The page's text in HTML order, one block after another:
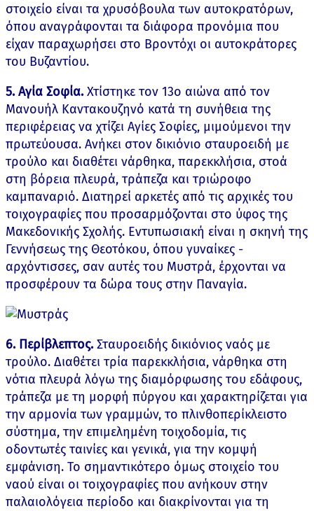
στοιχείο είναι τα χρυσόβουλα των αυτοκρατόρων,
όπου αναγράφονται τα διάφορα προνόμια που
είχαν παραχωρήσει στο Βροντόχι οι αυτοκράτορες
του Βυζαντίου.
5. Αγία Σοφία.Χτίστηκε τον 13ο αιώνα από τον
Μανουήλ Καντακουζηνό κατά τη συνήθεια της
περιφέρειας να χτίζει Αγίες Σοφίες, μιμούμενοι την
πρωτεύουσα. Ανήκει στον δικιόνιο σταυροειδή με
τρούλο και διαθέτει νάρθηκα, παρεκκλήσια, στοά
στη βόρεια πλευρά, τράπεζα και τριώροφο
καμπαναριό. Διατηρεί αρκετές από τις αρχικές του
τοιχογραφίες που προσαρμόζονται στο ύφος της
Μακεδονικής Σχολής. Εντυπωσιακή είναι η σκηνή της
Γεννήσεως της Θεοτόκου, όπου γυναίκες -
αρχόντισσες, σαν αυτές του Μυστρά, έρχονται να
προσφέρουν τα δώρα τους στην Παναγία.
6. Περίβλεπτος.Σταυροειδής δικιόνιος ναός με
τρούλο. Διαθέτει τρία παρεκκλήσια, νάρθηκα στη
νότια πλευρά λόγω της διαμόρφωσης του εδάφους,
τράπεζα με τη μορφή πύργου και χαρακτηρίζεται για
την αρμονία των γραμμών, το πλινθοπερίκλειστο
σύστημα, την επιμελημένη τοιχοδομία, τις
οδοντωτές ταινίες και γενικά, για την κομψή
εμφάνιση. Το σημαντικότερο όμως στοιχείο του
ναού είναι οι τοιχογραφίες που ανήκουν στην
παλαιολόγεια περίοδο και διακρίνονται για τη